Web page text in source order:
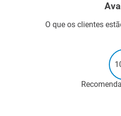
O que os clientes